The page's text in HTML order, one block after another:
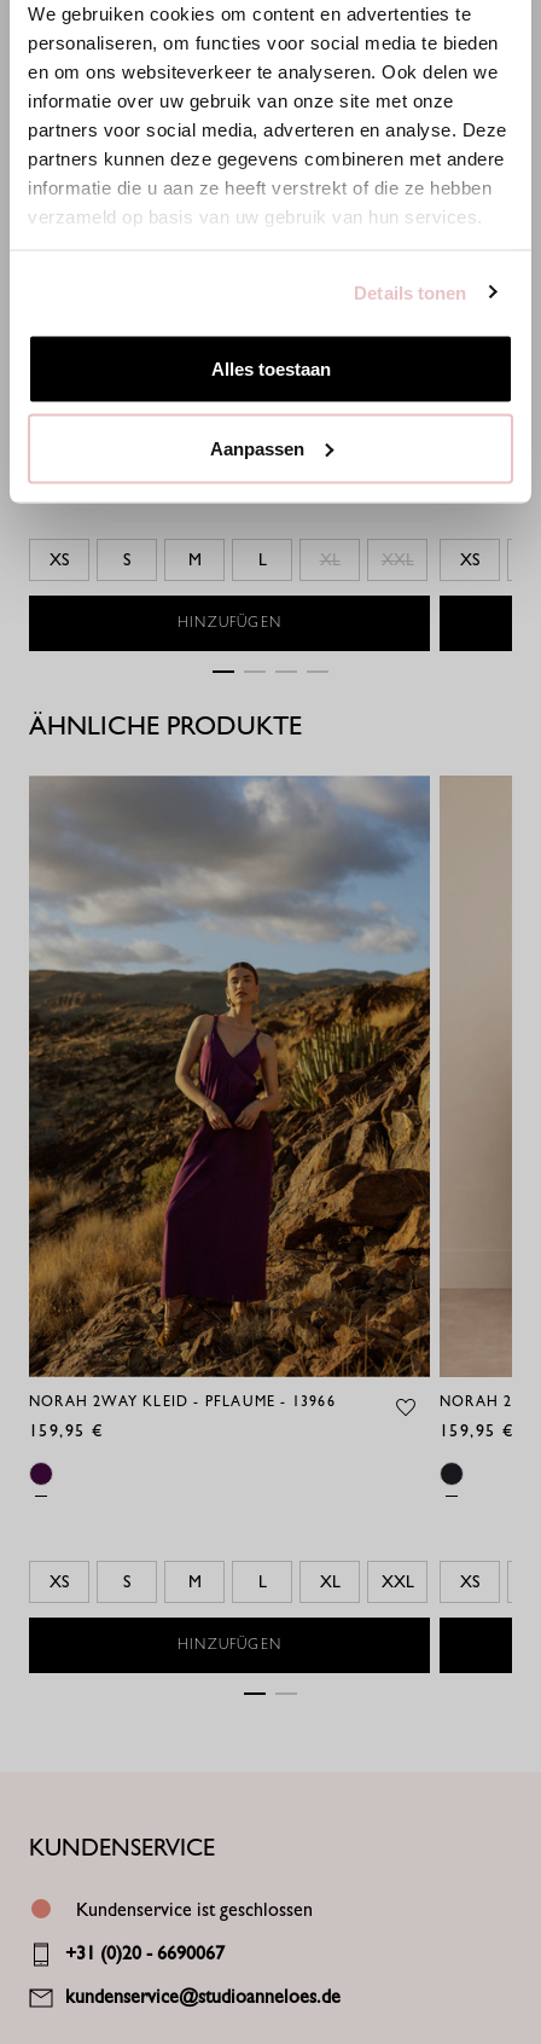
We gebruiken cookies om content en advertenties te
personaliseren, om functies voor social media te bieden
en om ons websiteverkeer te analyseren. Ook delen we
informatie over uw gebruik van onze site met onze
partners voor social media, adverteren en analyse. Deze
partners kunnen deze gegevens combineren met andere
informatie die u aan ze heeft verstrekt of die ze hebben
verzameld op basis van uw gebruik van hun services.
Details tonen
Alles toestaan
Aanpassen
XS S M L XL XXL
HINZUFÜGEN
109,95 €
XS
ÄHNLICHE PRODUKTE
NORAH 2WAY KLEID - PFLAUME - 13966
159,95 €
XS S M L XL XXL
HINZUFÜGEN
NORAH
159,95 €
XS
KUNDENSERVICE
Kundenservice ist geschlossen
+31 (0)20 - 6690067
kundenservice@studioanneloes.de
ANNELOES
Es scheint, dass du uns von einem anderen Land aus
Bist du am richtigen Ort?
Zur niederländischen Seite wechseln